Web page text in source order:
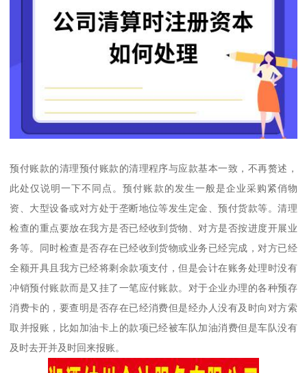
预付账款的清理预付账款的清理程序与应款基本一致，不再赘述，
此处仅说明一下不同点。预付账款的发生一般是企业采购紧俏物
资、大型设备或对方处于垄断地位等发生定金、预付货款等。清理
检查的重点要放在我方是否已经收到货物、对方是否按进度开展业
务等。同时检查是否存在已经收到货物或业务已经完成，对方已经
全额开具且我方已经将剩余款项支付，但是会计在账务处理时没有
冲销预付账款而是又挂了一笔应付账款。对于企业办理的各种预存
消费卡的，要查明是否存在已经消费但是经办人没有及时向对方索
取并报账，比如加油卡上的款项已经被车队加油消费但是车队没有
及时去开并及时回来报账。